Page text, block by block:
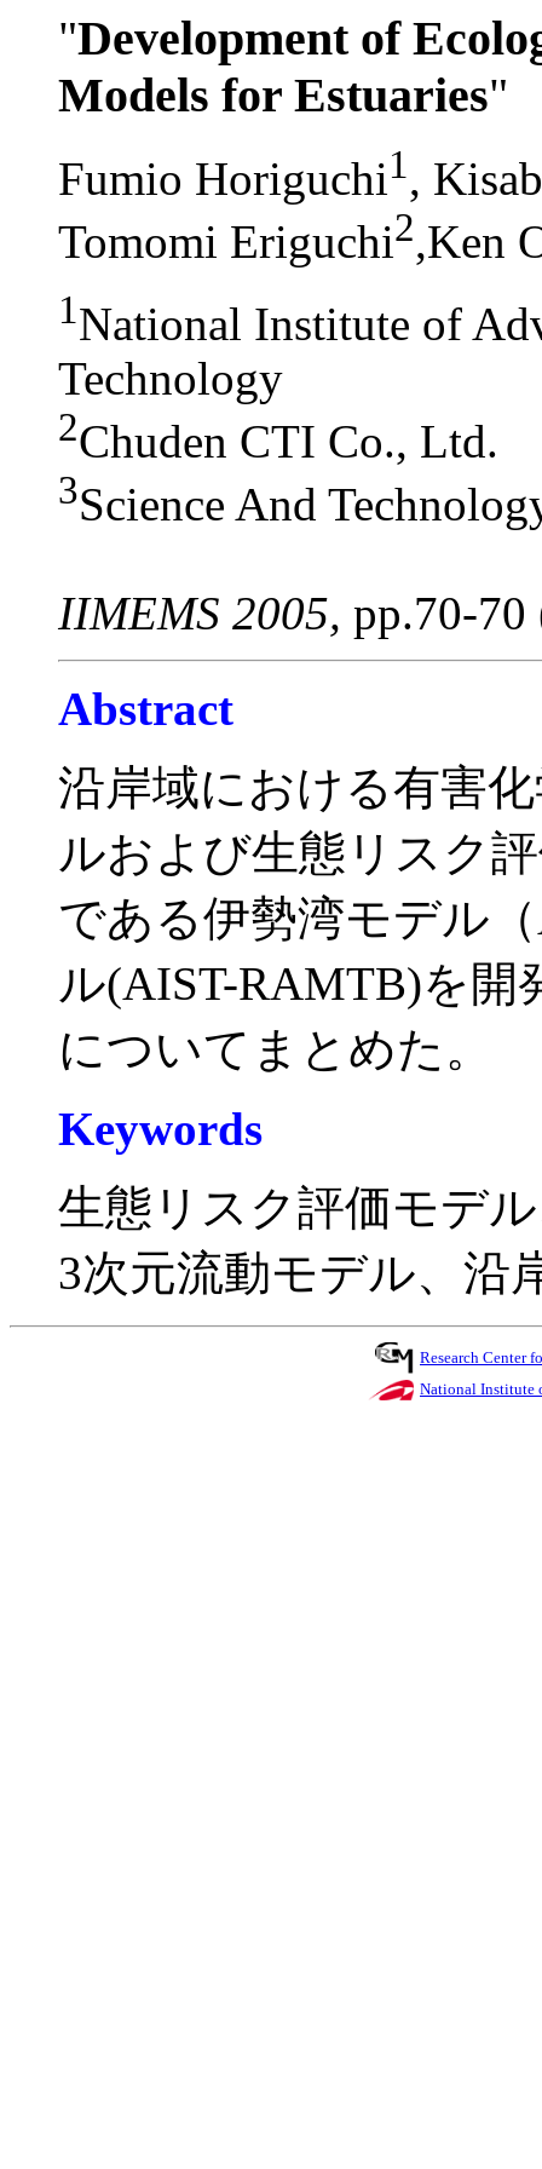
"Development of
Models for Estuaries"
Fumio Horiguchi1,
Tomomi Eriguchi2,Ken
1National Institute of
Technology
2Chuden CTI Co., Ltd.
3Science And
IIMEMS 2005, pp.70-70
Abstract
沿岸域における有害
ルおよび生態リスク
である伊勢湾モデル
ル(AIST-RAMTB)を
についてまとめた。
Keywords
生態リスク評価モデ
3次元流動モデル、沿
Research Center
National Institute